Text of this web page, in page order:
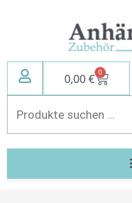
0,00€ 0
nach: